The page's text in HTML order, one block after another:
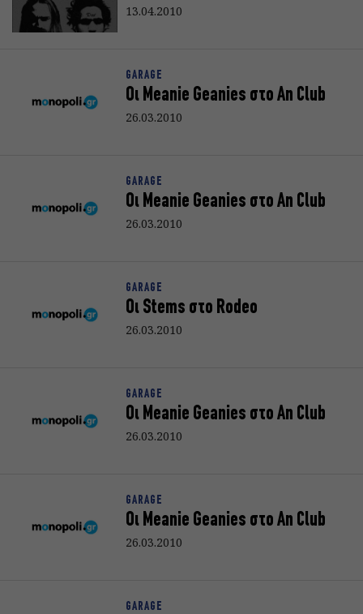
13.04.2010
GARAGE
Οι Meanie Geanies στο An Club
26.03.2010
GARAGE
Oι Meanie Geanies στο An Club
26.03.2010
GARAGE
Οι Stems στο Rodeo
26.03.2010
GARAGE
Οι Meanie Geanies στο An Club
26.03.2010
GARAGE
Oι Meanie Geanies στο An Club
26.03.2010
GARAGE